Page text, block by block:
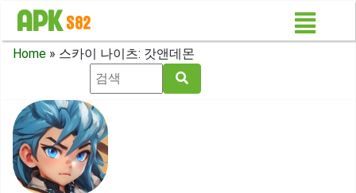
Home » 스카이 나이츠: 갓앤데몬